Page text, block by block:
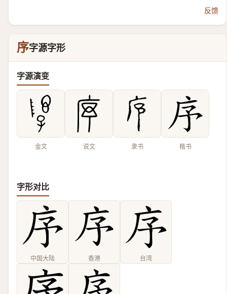
反馈
序字源字形
字源演变
金文 说文 隶书 楷书
字形对比
中国大陆 香港 台湾